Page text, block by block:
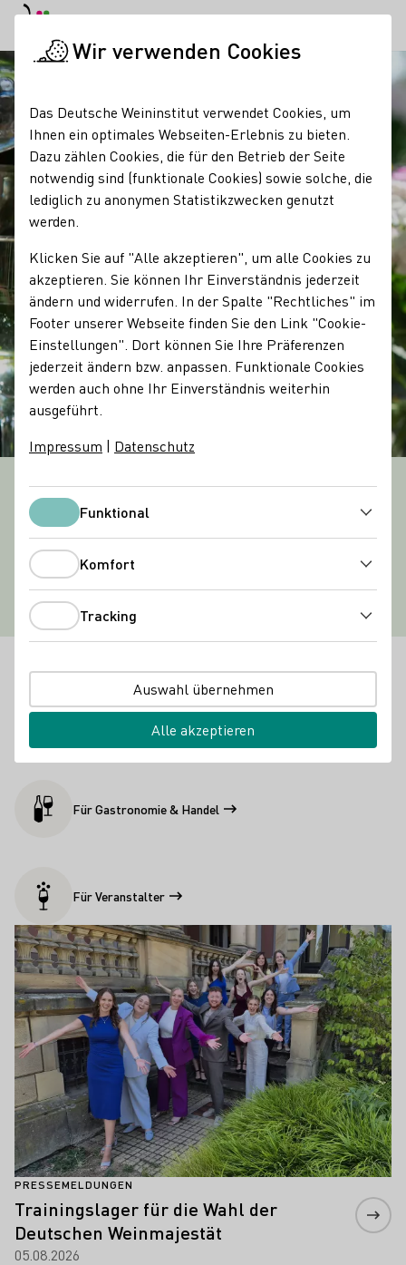
Startseite
ERFRISCHENDER GENUSS!
Schorle
Mehr erfahren
Willkommen in besten Lagen.
Für Weinerzeuger
Für Gastronomie & Handel
Für Veranstalter
Aktuelle Meldungen
PRESSEMELDUNGEN
Trainingslager für die Wahl der
Deutschen Weinmajestät
05.08.2026
Mehr erfahren
Wir verwenden Cookies
Das Deutsche Weininstitut verwendet Cookies, um
Ihnen ein optimales Webseiten-Erlebnis zu bieten.
Dazu zählen Cookies, die für den Betrieb der Seite
notwendig sind (funktionale Cookies) sowie solche, die
lediglich zu anonymen Statistikzwecken genutzt
werden.
Klicken Sie auf "Alle akzeptieren", um alle Cookies zu
akzeptieren. Sie können Ihr Einverständnis jederzeit
ändern und widerrufen. In der Spalte "Rechtliches" im
Footer unserer Webseite finden Sie den Link "Cookie-
Einstellungen". Dort können Sie Ihre Präferenzen
jederzeit ändern bzw. anpassen. Funktionale Cookies
werden auch ohne Ihr Einverständnis weiterhin
ausgeführt.
Impressum | Datenschutz
FunktionalFunktional
Komfort
Tracking
Auswahl übernehmen
Alle akzeptieren